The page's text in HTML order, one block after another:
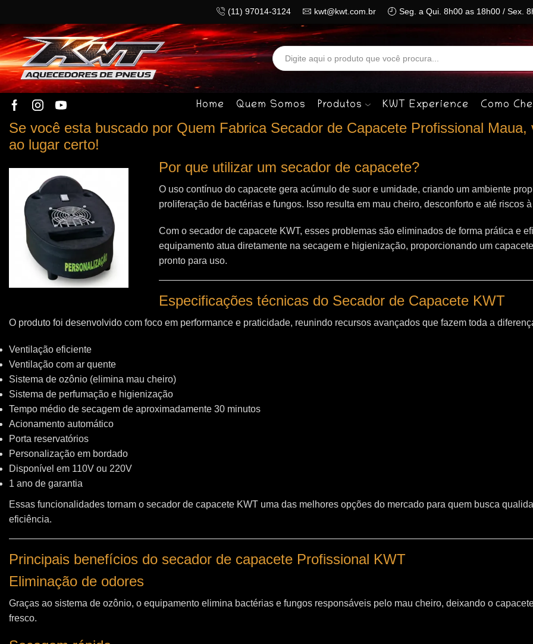
(11) 97014-3124 kwt@kwt.com.br Seg. a Qui. 8h00 as 18h00 / Sex.
Search
input
Home Quem Somos Produtos KWT Experience Como
Se você esta buscado por Quem Fabrica Secador de Capacete Profissional Maua,
ao lugar certo!
Por que utilizar um secador de capacete?
O uso contínuo do capacete gera acúmulo de suor e umidade, criando um ambiente
proliferação de bactérias e fungos. Isso resulta em mau cheiro, desconforto e até riscos
Com o secador de capacete KWT, esses problemas são eliminados de forma prática e
equipamento atua diretamente na secagem e higienização, proporcionando um
pronto para uso.
Especificações técnicas do Secador de Capacete KWT
O produto foi desenvolvido com foco em performance e praticidade, reunindo recursos avançados que fazem toda a
Ventilação eficiente
Ventilação com ar quente
Sistema de ozônio (elimina mau cheiro)
Sistema de perfumação e higienização
Tempo médio de secagem de aproximadamente 30 minutos
Acionamento automático
Porta reservatórios
Personalização em bordado
Disponível em 110V ou 220V
1 ano de garantia
Essas funcionalidades tornam o secador de capacete KWT uma das melhores opções do mercado para quem busca
eficiência.
Principais benefícios do secador de capacete Profissional KWT
Eliminação de odores
Graças ao sistema de ozônio, o equipamento elimina bactérias e fungos responsáveis pelo mau cheiro, deixando o
fresco.